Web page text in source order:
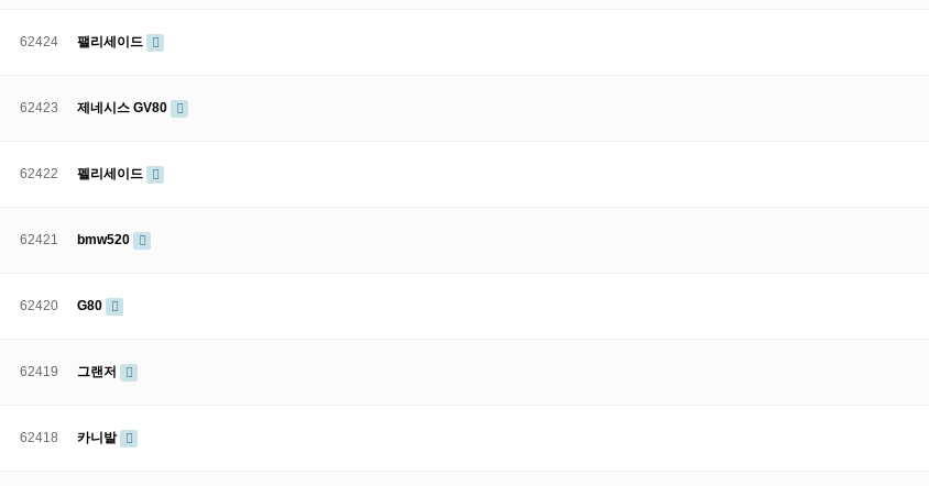
62424 팰리세이드
62423 제네시스 GV80
62422 펠리세이드
62421 bmw520
62420 G80
62419 그랜저
62418 카니발